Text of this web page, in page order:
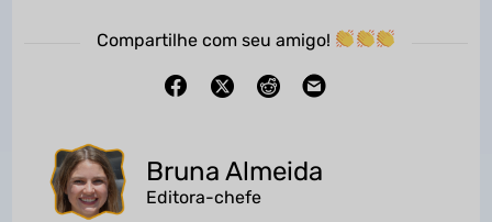
Compartilhe com seu amigo!
Bruna Almeida
Editora-chefe